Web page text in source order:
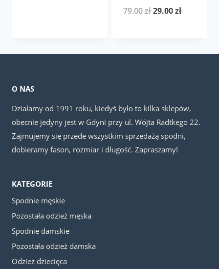
79.00złPierwotna
79.00 zł.
29.00złAktualna
29.00 zł.
O NAS
Działamy od 1991 roku, kiedyś było to kilka sklepów,
obecnie jedyny jest w Gdyni przy ul. Wójta Radtkego 22.
Zajmujemy się przede wszystkim sprzedażą spodni,
dobieramy fason, rozmiar i długość. Zapraszamy!
KATEGORIE
Spodnie męskie
Pozostała odzież męska
Spodnie damskie
Pozostała odzież damska
Odzież dziecięca